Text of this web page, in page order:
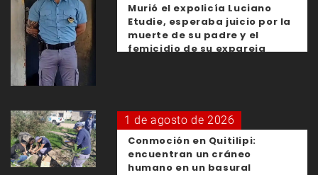
Murió el expolicía Luciano
Etudie, esperaba juicio por la
muerte de su padre y el
femicidio de su expareja
1 de agosto de 2026
Conmoción en Quitilipi:
encuentran un cráneo
humano en un basural